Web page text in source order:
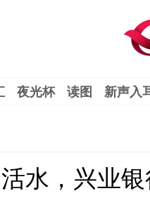
夜光杯 读图 新声入
水，兴业